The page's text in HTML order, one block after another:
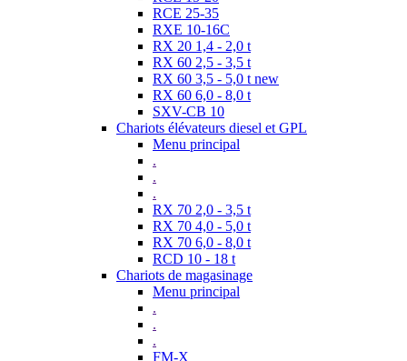
RCE 25-35
RXE 10-16C
RX 20 1,4 - 2,0 t
RX 60 2,5 - 3,5 t
RX 60 3,5 - 5,0 t new
RX 60 6,0 - 8,0 t
SXV-CB 10
Chariots élévateurs diesel et GPL
Menu principal
.
.
.
RX 70 2,0 - 3,5 t
RX 70 4,0 - 5,0 t
RX 70 6,0 - 8,0 t
RCD 10 - 18 t
Chariots de magasinage
Menu principal
.
.
.
FM-X